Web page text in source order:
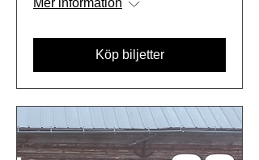
Mer information
Köp biljetter